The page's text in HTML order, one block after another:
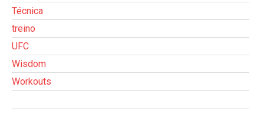
Técnica
treino
UFC
Wisdom
Workouts